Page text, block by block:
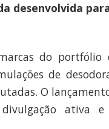
desenvolvida
do portfólio
de
O
ativa e